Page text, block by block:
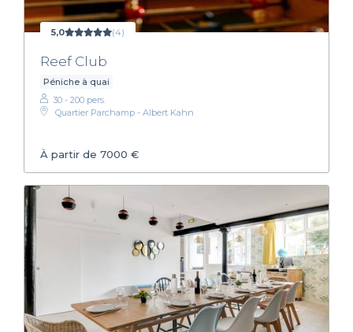
5,0 (4)
Reef Club
Péniche à quai
30 - 200 pers.
Quartier Parchamp - Albert Kahn
À partir de 7000 €